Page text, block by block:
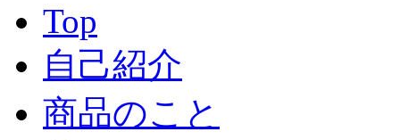
Top
自己紹介
商品のこと